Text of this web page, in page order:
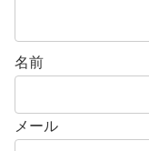
名前
メール